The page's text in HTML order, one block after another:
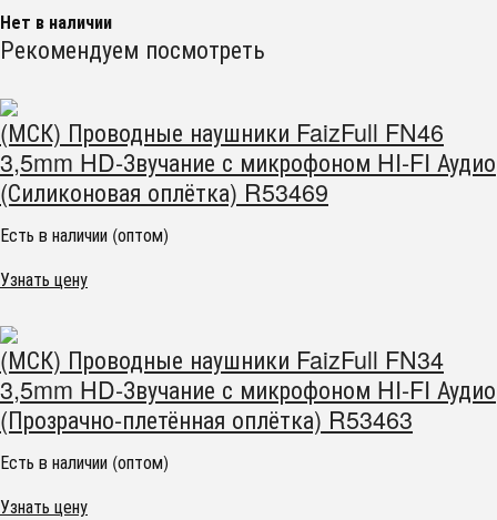
Нет в наличии
Рекомендуем посмотреть
(МСК) Проводные наушники FaizFull FN46
3,5mm HD-Звучание с микрофоном HI-FI Аудио
(Силиконовая оплётка) R53469
Есть в наличии (оптом)
Узнать цену
(МСК) Проводные наушники FaizFull FN34
3,5mm HD-Звучание с микрофоном HI-FI Аудио
(Прозрачно-плетённая оплётка) R53463
Есть в наличии (оптом)
Узнать цену